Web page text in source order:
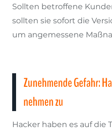
Sollten betroffene
sollten sie sofort die
um angemessene
Zunehmende Gefahr:
nehmen zu
Hacker haben es auf die